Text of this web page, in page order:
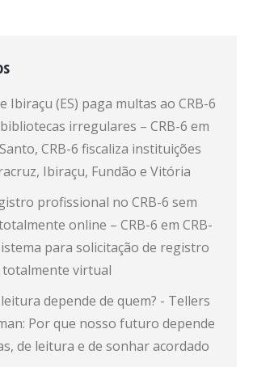
Ibiraçu (ES) paga multas ao CRB-6
irregulares – CRB-6 em
CRB-6 fiscaliza instituições
Ibiraçu, Fundão e Vitória
profissional no CRB-6 sem
online – CRB-6 em CRB-
para solicitação de registro
virtual
depende de quem? - Tellers
Por que nosso futuro depende
de leitura e de sonhar acordado